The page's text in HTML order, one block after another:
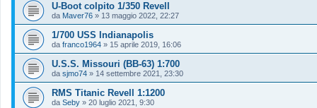
U-Boot colpito 1/350 Revell
da Maver76 » 13 maggio 2022, 22:27
1/700 USS Indianapolis
da franco1964 » 15 aprile 2019, 16:06
U.S.S. Missouri (BB-63) 1:700
da sjmo74 » 14 settembre 2021, 23:30
RMS Titanic Revell 1:1200
da Seby » 20 luglio 2021, 9:30